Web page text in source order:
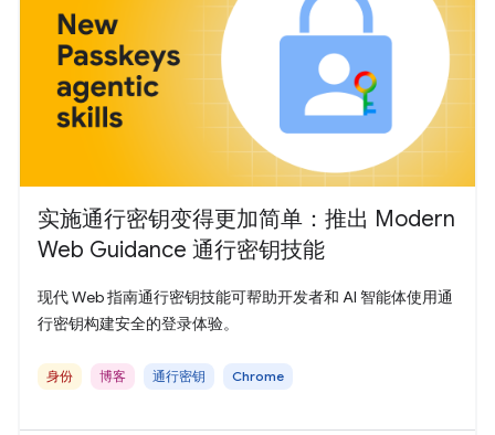
实施通行密钥变得更加简单：推出 Modern
Web Guidance 通行密钥技能
现代 Web 指南通行密钥技能可帮助开发者和 AI 智能体使用通
行密钥构建安全的登录体验。
身份 博客 通行密钥 Chrome